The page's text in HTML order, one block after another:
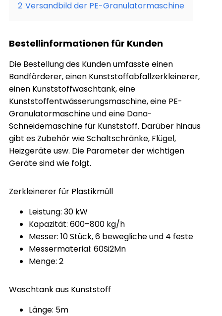
2 Versandbild der PE-Granulatormaschine
Bestellinformationen für Kunden
Die Bestellung des Kunden umfasste einen
Bandförderer, einen Kunststoffabfallzerkleinerer,
einen Kunststoffwaschtank, eine
Kunststoffentwässerungsmaschine, eine PE-
Granulatormaschine und eine Dana-
Schneidemaschine für Kunststoff. Darüber hinaus
gibt es Zubehör wie Schaltschränke, Flügel,
Heizgeräte usw. Die Parameter der wichtigen
Geräte sind wie folgt.
Zerkleinerer für Plastikmüll
Leistung: 30 kW
Kapazität: 600–800 kg/h
Messer: 10 Stück, 6 bewegliche und 4 feste
Messermaterial: 60Si2Mn
Menge: 2
Waschtank aus Kunststoff
Länge: 5m